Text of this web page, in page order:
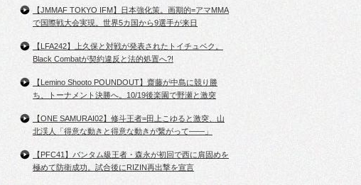
【JMMAF TOKYO IFM】日本強化策。画期的=アマMMA
で国際戦大会実現。世界5カ国から9選手が来日
【LFA242】上久保と対戦が発表されたトイチュベク。
Black Combatが契約違反と法的処置へ?!
【Lemino Shooto POUNDOUT】齋藤が中島に競り勝
ち、トーナメント決勝へ。10/19後楽園で野瀬と激突
【ONE SAMURAI02】修斗王者=田上こゆると激突、山
北渓人「得意な動きと得意な動きが繋がって――」
【PFC41】バンタム級王者・森永が初回で西に肩固めを
極めて防衛成功。試合後にRIZIN再出撃を宣言